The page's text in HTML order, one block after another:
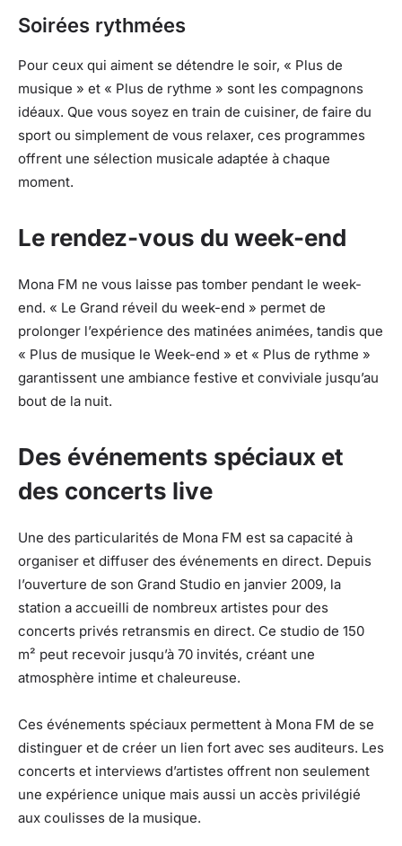
Soirées rythmées
Pour ceux qui aiment se détendre le soir, « Plus de
musique » et « Plus de rythme » sont les compagnons
idéaux. Que vous soyez en train de cuisiner, de faire du
sport ou simplement de vous relaxer, ces programmes
offrent une sélection musicale adaptée à chaque
moment.
Le rendez-vous du week-end
Mona FM ne vous laisse pas tomber pendant le week-
end. « Le Grand réveil du week-end » permet de
prolonger l’expérience des matinées animées, tandis que
« Plus de musique le Week-end » et « Plus de rythme »
garantissent une ambiance festive et conviviale jusqu’au
bout de la nuit.
Des événements spéciaux et
des concerts live
Une des particularités de Mona FM est sa capacité à
organiser et diffuser des événements en direct. Depuis
l’ouverture de son Grand Studio en janvier 2009, la
station a accueilli de nombreux artistes pour des
concerts privés retransmis en direct. Ce studio de 150
m² peut recevoir jusqu’à 70 invités, créant une
atmosphère intime et chaleureuse.
Ces événements spéciaux permettent à Mona FM de se
distinguer et de créer un lien fort avec ses auditeurs. Les
concerts et interviews d’artistes offrent non seulement
une expérience unique mais aussi un accès privilégié
aux coulisses de la musique.